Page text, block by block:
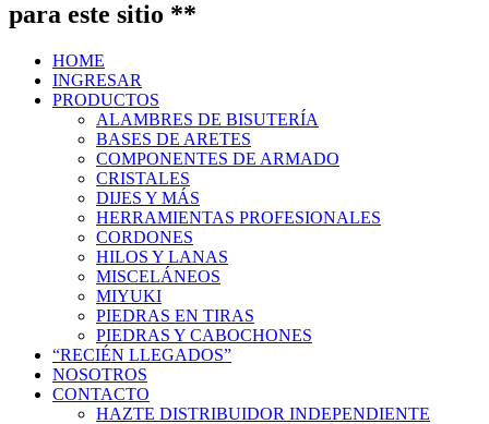
para este sitio **
HOME
INGRESAR
PRODUCTOS
ALAMBRES DE BISUTERÍA
BASES DE ARETES
COMPONENTES DE ARMADO
CRISTALES
DIJES Y MÁS
HERRAMIENTAS PROFESIONALES
CORDONES
HILOS Y LANAS
MISCELÁNEOS
MIYUKI
PIEDRAS EN TIRAS
PIEDRAS Y CABOCHONES
“RECIÉN LLEGADOS”
NOSOTROS
CONTACTO
HAZTE DISTRIBUIDOR INDEPENDIENTE